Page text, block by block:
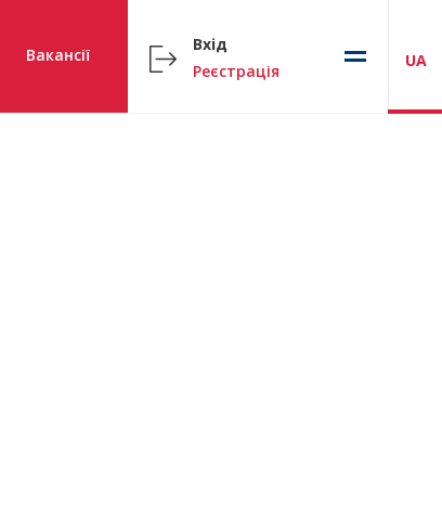
Вакансії
Вхід
Реєстрація
UA